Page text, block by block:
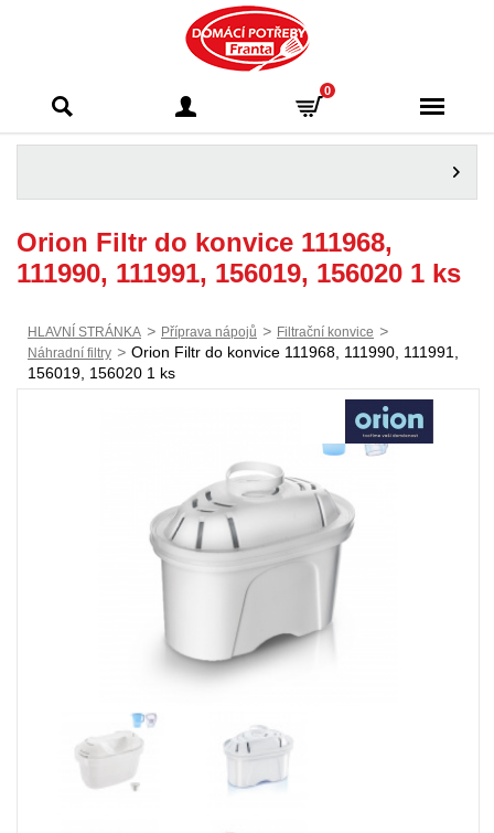
Franta - Příbram
0
Orion Filtr do konvice 111968,
111990, 111991, 156019, 156020 1 ks
HLAVNÍ STRÁNKA > Příprava nápojů > Filtrační konvice >
Náhradní filtry > Orion Filtr do konvice 111968, 111990, 111991,
156019, 156020 1 ks